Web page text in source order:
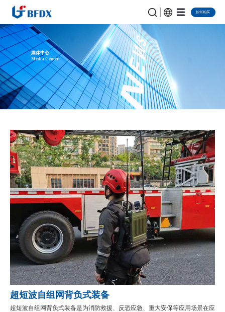
如何购买
媒体中心
Media Center
超短波自组网背负式装备
超短波自组网背负式装备是为消防救援、反恐应急、重大安保等应用场景在应